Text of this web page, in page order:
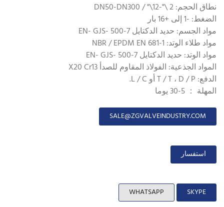
نطاق الحجم: 2 \"-12\" / DN50-DN300
الضغط: -1 إلى +16 بار
مواد الجسم: حديد الدكتايل EN- GJS- 500-7
مواد طلاء الوتد: NBR / EPDM EN 681-1
مواد الوتد: حديد الدكتايل EN- GJS- 500-7
المواد الجذعية: الفولاذ المقاوم للصدأ X20 Cr13
الدفع: T / T ، D / P أو L / C.
المهلة ： 5-30 يوما
SALE@ZGVALVEINDUSTRY.COM
استفسار
SKYPE
WHATSAPP